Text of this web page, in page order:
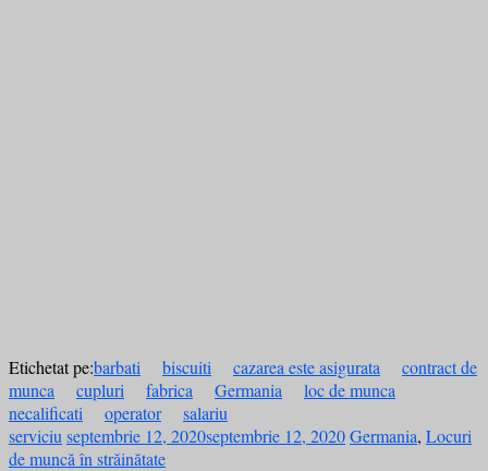
Etichetat pe:barbati biscuiti cazarea este asigurata
contract de
munca
cupluri fabrica Germania
loc de munca
necalificati
operator
salariu
serviciu septembrie 12, 2020septembrie 12, 2020Germania, Locuri
de muncă în străinătate